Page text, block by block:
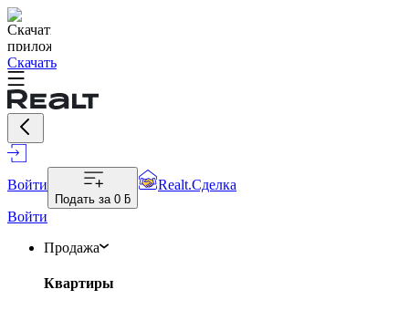
Скачать
Войти
Подать за 0 ƃ
Realt.Сделка
Войти
Продажа
Квартиры